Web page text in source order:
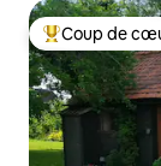
Coup de cœur
Coup de